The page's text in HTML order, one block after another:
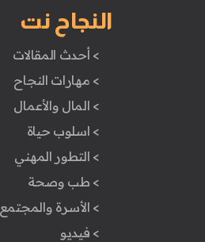
النجاح نت
> أحدث المقالات
> مهارات النجاح
> المال والأعمال
> اسلوب حياة
> التطور المهني
> طب وصحة
> الأسرة والمجتمع
> فيديو